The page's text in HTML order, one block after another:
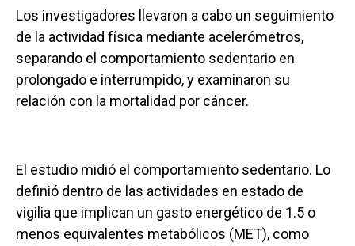
Los investigadores llevaron a cabo un seguimiento
de la actividad física mediante acelerómetros,
separando el comportamiento sedentario en
prolongado e interrumpido, y examinaron su
relación con la mortalidad por cáncer.
El estudio midió el comportamiento sedentario. Lo
definió dentro de las actividades en estado de
vigilia que implican un gasto energético de 1.5 o
menos equivalentes metabólicos (MET), como